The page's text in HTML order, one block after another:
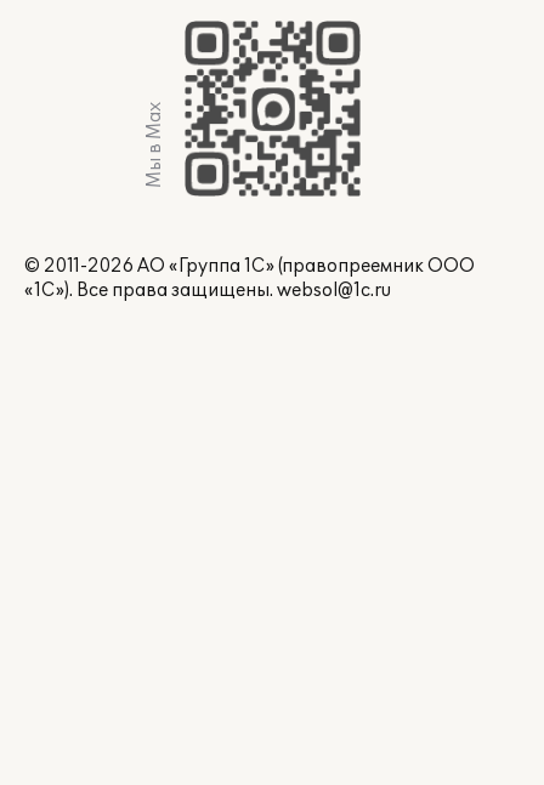
Мы в Max
© 2011-2026 АО «Группа 1С» (правопреемник ООО
«1С»). Все права защищены. websol@1c.ru